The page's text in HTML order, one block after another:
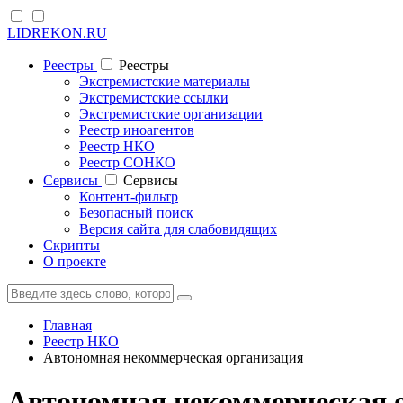
LIDREKON.RU
Реестры
Реестры
Экстремистские материалы
Экстремистские ссылки
Экстремистские организации
Реестр иноагентов
Реестр НКО
Реестр СОНКО
Cервисы
Cервисы
Контент-фильтр
Безопасный поиск
Версия сайта для слабовидящих
Скрипты
О проекте
Главная
Реестр НКО
Автономная некоммерческая организация